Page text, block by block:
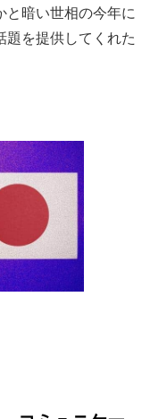
と暗い世相の今年に
題を提供してくれた